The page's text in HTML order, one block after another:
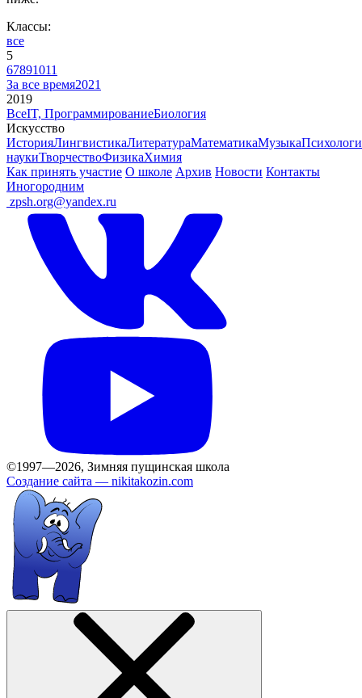
Классы:
все
5
67891011
За все время2021
2019
ВсеIT, ПрограммированиеБиология
Искусство
ИсторияЛингвистикаЛитератураМатематикаМузыка
наукиТворчествоФизикаХимия
Как принять участие О школе Архив Новости Контакты
Иногородним
zpsh.org@yandex.ru
©1997—2026, Зимняя пущинская школа
Создание сайта — nikitakozin.com